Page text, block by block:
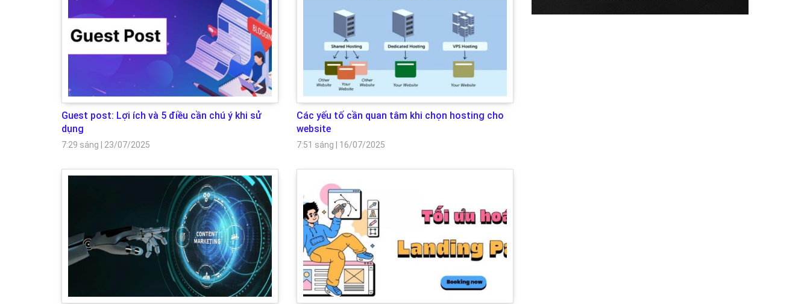
Guest post: Lợi ích và 5 điều cần chú ý khi sử
dụng
7:29 sáng 23/07/2025
Các yếu tố cần quan tâm khi chọn hosting cho
website
7:51 sáng 16/07/2025